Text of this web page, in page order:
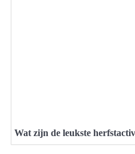
Wat zijn de leukste